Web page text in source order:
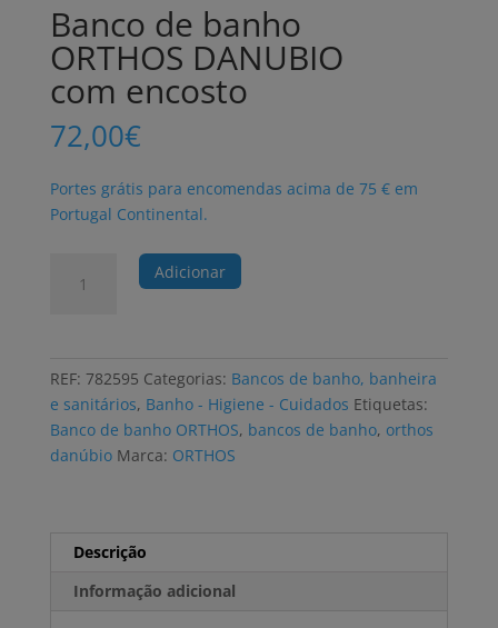
Banco de banho
ORTHOS DANUBIO
com encosto
72,00€
Portes grátis para encomendas acima de 75 € em
Portugal Continental.
ORTHOS
DANUBIO
com
Adicionar
REF: 782595 Categorias: Bancos de banho, banheira
e sanitários, Banho - Higiene - Cuidados Etiquetas:
Banco de banho ORTHOS, bancos de banho, orthos
danúbio Marca: ORTHOS
Descrição
Informação adicional